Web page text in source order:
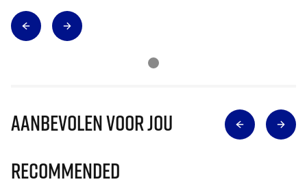
Aanbevolen voor jou
Recommended